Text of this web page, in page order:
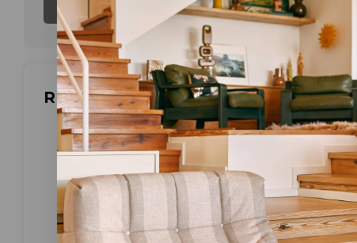
Abonneer
Reviews